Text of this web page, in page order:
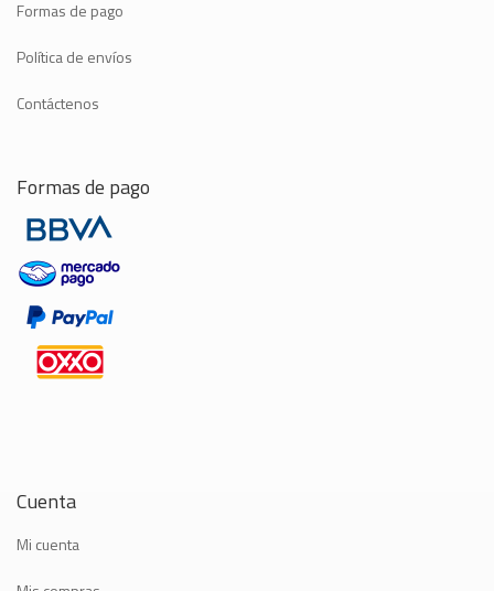
Formas de pago
Política de envíos
Contáctenos
Formas de pago
Cuenta
Mi cuenta